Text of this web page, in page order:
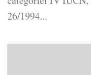
26/1994...